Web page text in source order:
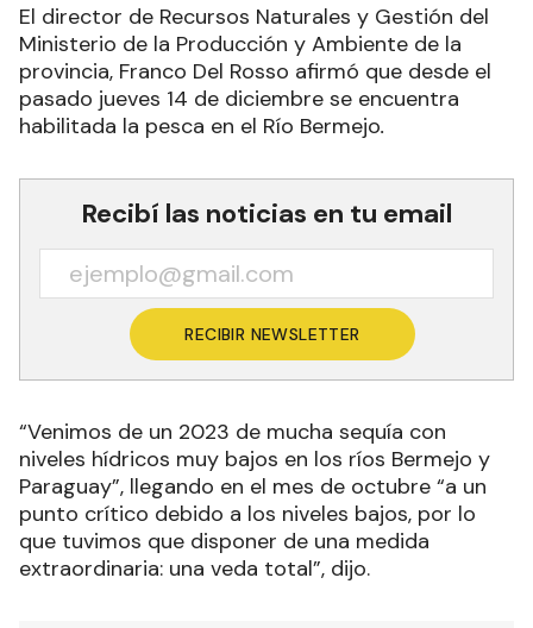
El director de Recursos Naturales y Gestión del
Ministerio de la Producción y Ambiente de la
provincia, Franco Del Rosso afirmó que desde el
pasado jueves 14 de diciembre se encuentra
habilitada la pesca en el Río Bermejo.
Recibí las noticias en tu email
RECIBIR NEWSLETTER
“Venimos de un 2023 de mucha sequía con
niveles hídricos muy bajos en los ríos Bermejo y
Paraguay”, llegando en el mes de octubre “a un
punto crítico debido a los niveles bajos, por lo
que tuvimos que disponer de una medida
extraordinaria: una veda total”, dijo.